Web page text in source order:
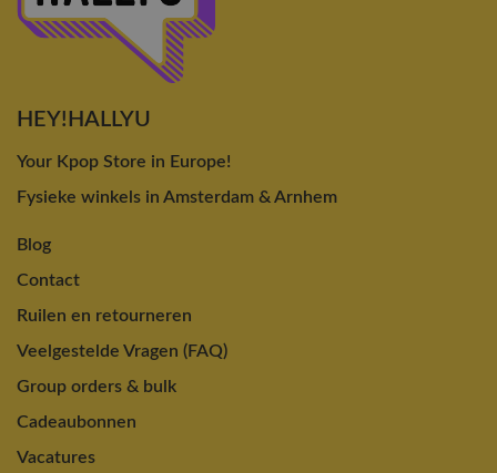
HEY!HALLYU
Your Kpop Store in Europe!
Fysieke winkels in Amsterdam & Arnhem
Blog
Contact
Ruilen en retourneren
Veelgestelde Vragen (FAQ)
Group orders & bulk
Cadeaubonnen
Vacatures